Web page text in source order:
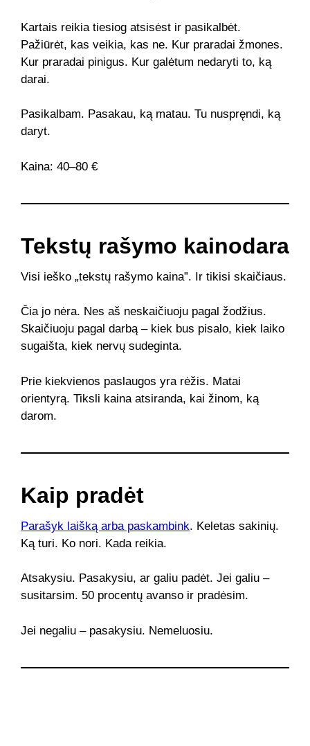
Kartais reikia tiesiog atsisėst ir pasikalbėt.
Pažiūrėt, kas veikia, kas ne. Kur praradai žmones.
Kur praradai pinigus. Kur galėtum nedaryti to, ką
darai.
Pasikalbam. Pasakau, ką matau. Tu nuspręndi, ką
daryt.
Kaina: 40–80 €
Tekstų rašymo kainodara
Visi ieško „tekstų rašymo kaina”. Ir tikisi skaičiaus.
Čia jo nėra. Nes aš neskaičiuoju pagal žodžius.
Skaičiuoju pagal darbą – kiek bus pisalo, kiek laiko
sugaišta, kiek nervų sudeginta.
Prie kiekvienos paslaugos yra rėžis. Matai
orientyrą. Tiksli kaina atsiranda, kai žinom, ką
darom.
Kaip pradėt
Parašyk laišką arba paskambink. Keletas sakinių.
Ką turi. Ko nori. Kada reikia.
Atsakysiu. Pasakysiu, ar galiu padėt. Jei galiu –
susitarsim. 50 procentų avanso ir pradėsim.
Jei negaliu – pasakysiu. Nemeluosiu.